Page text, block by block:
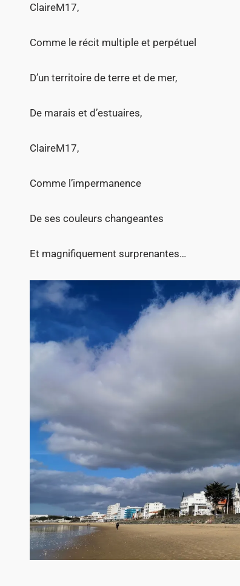
ClaireM17,
Comme le récit multiple et perpétuel
D’un territoire de terre et de mer,
De marais et d’estuaires,
ClaireM17,
Comme l’impermanence
De ses couleurs changeantes
Et magnifiquement surprenantes…